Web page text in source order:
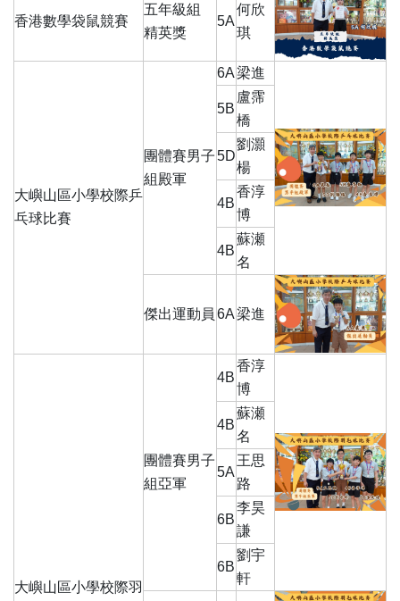
香港數學袋鼠競賽
五年級組
精英獎
5A
何欣
琪
大嶼山區小學校際乒
乓球比賽
團體賽男子
組殿軍
6A梁進
5B
盧霈
橋
5D
劉灝
楊
4B
香淳
博
4B
蘇瀬
名
傑出運動員 6A梁進
大嶼山區小學校際羽
團體賽男子
組亞軍
4B
香淳
博
4B
蘇瀬
名
5A
王思
路
6B
李昊
謙
6B
劉宇
軒